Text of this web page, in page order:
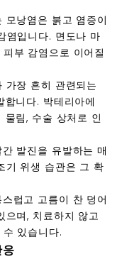
모낭염은 붉고 염증이
염입니다. 면도나 마
부 감염으로 이어질
가장 흔히 관련되는
니다. 박테리아에
림, 수술 상처로 인
발진을 유발하는 매
기 위생 습관은 그 확
럽고 고름이 찬 덩어
으며, 치료하지 않고
있습니다.